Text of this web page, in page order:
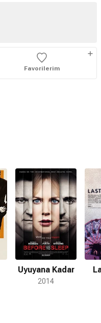
Favorilerim
Uyuyana Kadar
2014